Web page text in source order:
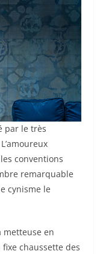
par le très
conventions
remarquable
cynisme le
metteuse en
chaussette des